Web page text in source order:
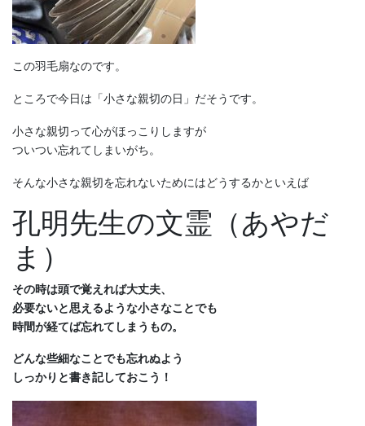
この羽毛扇なのです。
ところで今日は「小さな親切の日」だそうです。
小さな親切って心がほっこりしますが
ついつい忘れてしまいがち。
そんな小さな親切を忘れないためにはどうするかといえば
孔明先生の文霊（あやだ
ま）
その時は頭で覚えれば大丈夫、
必要ないと思えるような小さなことでも
時間が経てば忘れてしまうもの。
どんな些細なことでも忘れぬよう
しっかりと書き記しておこう！